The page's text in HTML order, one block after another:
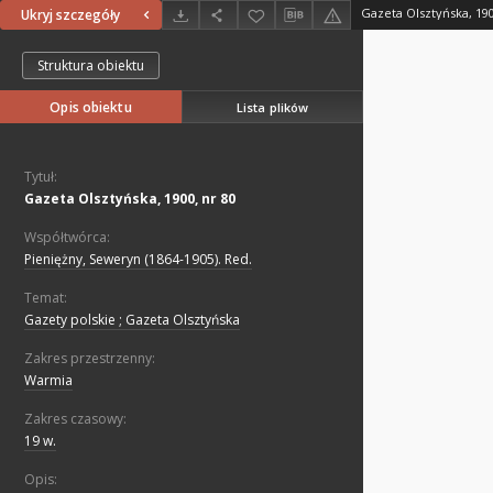
Ukryj szczegóły Gazeta Olsztyńska,
Struktura obiektu
Opis obiektu Lista plików
Tytuł:
Gazeta Olsztyńska, 1900, nr 80
Współtwórca:
Pieniężny, Seweryn (1864-1905). Red.
Temat:
Gazety polskie ; Gazeta Olsztyńska
Zakres przestrzenny:
Warmia
Zakres czasowy:
19 w.
Opis: